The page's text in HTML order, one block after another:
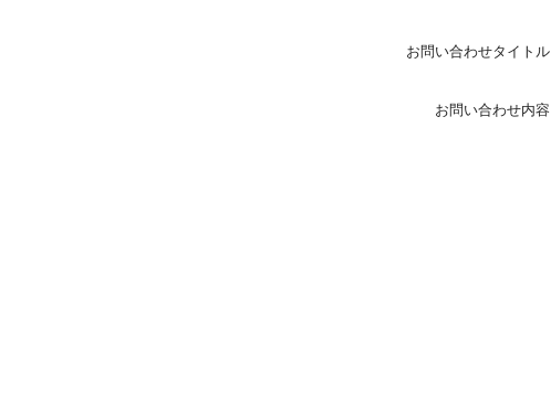
お問い合わせタイトル
お問い合わせ内容